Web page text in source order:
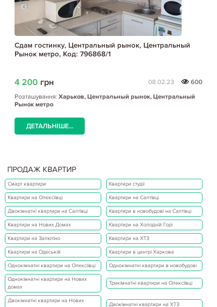
Сдам гостинку, Центральный рынок, Центральный
Рынок метро, Код: 796868/1
4 200 грн 08.02.23
600
Розташування: Харьков, Центральный рынок, Центральный
Рынок метро
ДЕТАЛЬНІШЕ...
ПРОДАЖ КВАРТИР
Смарт квартири Квартири студії
Квартири на Олексіївці Квартири на Салтівці
Двокімнатні квартири на Салтівці Квартири в новобудові на Салтівці
Квартири на Нових Домах Квартири на Холодній Горі
Квартири на Залютіно Квартири на ХТЗ
Квартири на Одеській Квартири в центрі Харкова
Однокімнатні квартири на Олексіївці Однокімнатні квартири в новобудові
Однокімнатні квартири на Нових
домах
Трикімнатні квартири на Олексіївці
Двокімнатні квартири на Нових
Двокімнатні квартири на ХТЗ